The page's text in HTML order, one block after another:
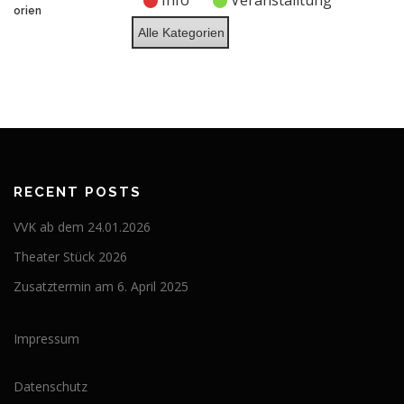
2026
2026
2026
2026
orien
Alle Kategorien
RECENT POSTS
VVK ab dem 24.01.2026
Theater Stück 2026
Zusatztermin am 6. April 2025
Impressum
Datenschutz